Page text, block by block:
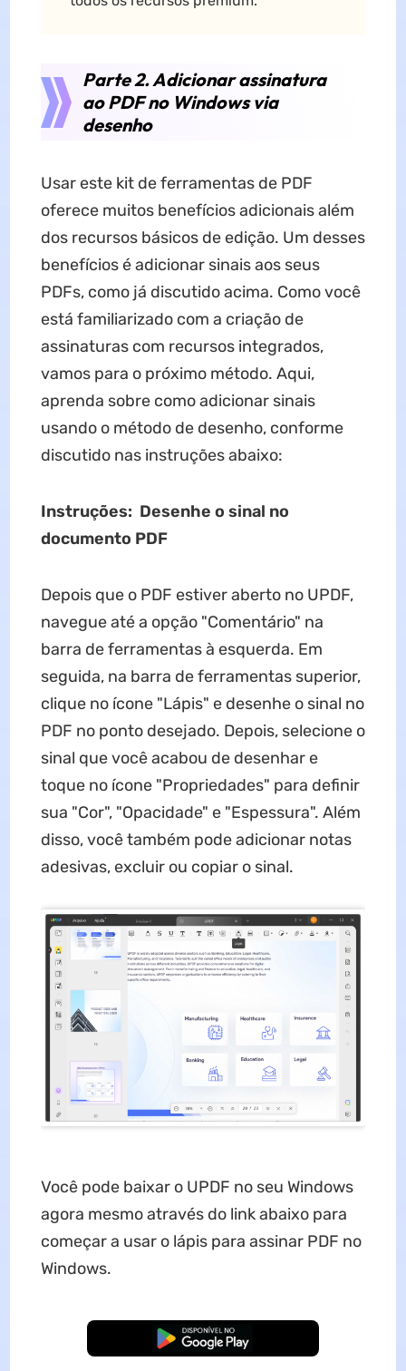
Parte 2. Adicionar assinatura
ao PDF no Windows via
desenho
Usar este kit de ferramentas de PDF
oferece muitos benefícios adicionais além
dos recursos básicos de edição. Um desses
benefícios é adicionar sinais aos seus
PDFs, como já discutido acima. Como você
está familiarizado com a criação de
assinaturas com recursos integrados,
vamos para o próximo método. Aqui,
aprenda sobre como adicionar sinais
usando o método de desenho, conforme
discutido nas instruções abaixo:
Instruções: Desenhe o sinal no
documento PDF
Depois que o PDF estiver aberto no UPDF,
navegue até a opção "Comentário" na
barra de ferramentas à esquerda. Em
seguida, na barra de ferramentas superior,
clique no ícone "Lápis" e desenhe o sinal no
PDF no ponto desejado. Depois, selecione o
sinal que você acabou de desenhar e
toque no ícone "Propriedades" para definir
sua "Cor", "Opacidade" e "Espessura". Além
disso, você também pode adicionar notas
adesivas, excluir ou copiar o sinal.
Você pode baixar o UPDF no seu Windows
agora mesmo através do link abaixo para
começar a usar o lápis para assinar PDF no
Windows.
Baixar Grátis